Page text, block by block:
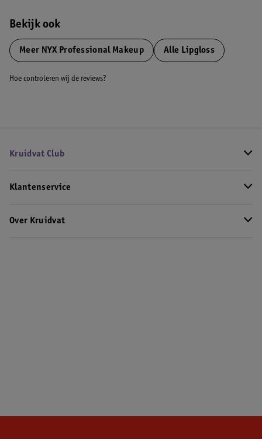
Bekijk ook
Meer NYX Professional Makeup Alle Lipgloss
Hoe controleren wij de reviews?
Kruidvat Club
Klantenservice
Over Kruidvat